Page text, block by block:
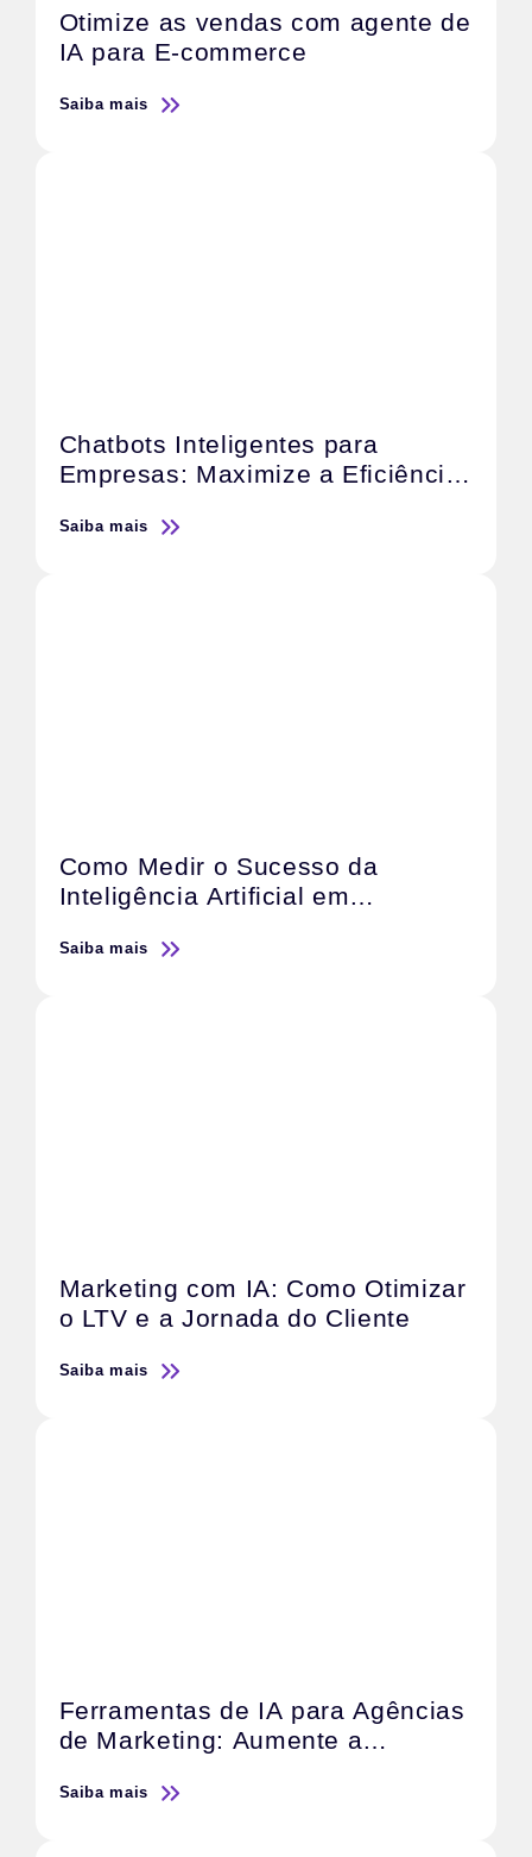
Otimize as vendas com agente de
IA para E-commerce
Saiba mais
Chatbots Inteligentes para
Empresas: Maximize a Eficiência
Vendas
Saiba mais
Como Medir o Sucesso da
Inteligência Artificial em
Saiba mais
Marketing com IA: Como Otimizar
o LTV e a Jornada do Cliente
Saiba mais
Ferramentas de IA para Agências
de Marketing: Aumente a
Serviço.
Saiba mais